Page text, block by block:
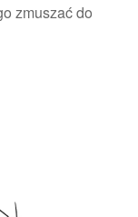
zmuszać do